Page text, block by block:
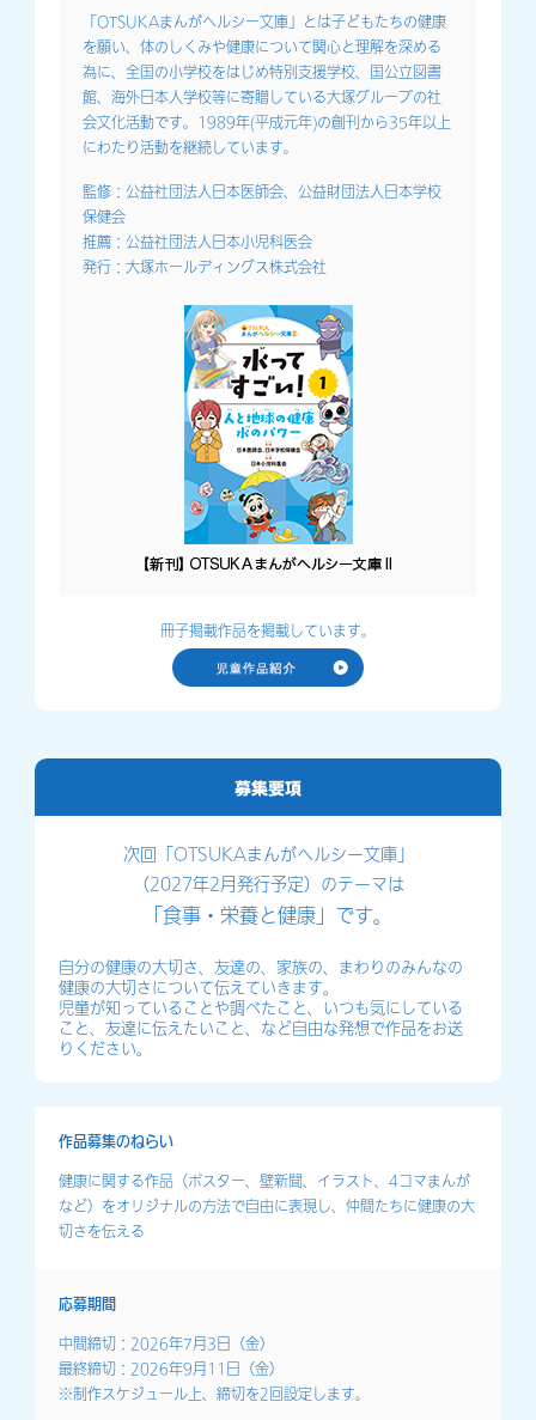
「OTSUKAまんがヘルシー文庫」とは子どもたちの健康
を願い、体のしくみや健康について関心と理解を深める
為に、全国の小学校をはじめ特別支援学校、国公立図書
館、海外日本人学校等に寄贈している大塚グループの社
会文化活動です。1989年(平成元年)の創刊から35年以上
にわたり活動を継続しています。
監修：公益社団法人日本医師会、公益財団法人日本学校
保健会
推薦：公益社団法人日本小児科医会
発行：大塚ホールディングス株式会社
冊子掲載作品を掲載しています。
次回「OTSUKAまんがヘルシー文庫」
（2027年2月発行予定）のテーマは
「食事・栄養と健康」です。
自分の健康の大切さ、友達の、家族の、まわりのみんなの
健康の大切さについて伝えていきます。
児童が知っていることや調べたこと、いつも気にしている
こと、友達に伝えたいこと、など自由な発想で作品をお送
りください。
作品募集のねらい
健康に関する作品（ポスター、壁新聞、イラスト、4コマまんが
など）をオリジナルの方法で自由に表現し、仲間たちに健康の大
切さを伝える
応募期間
中間締切：2026年7月3日（金）
最終締切：2026年9月11日（金）
※制作スケジュール上、締切を2回設定します。